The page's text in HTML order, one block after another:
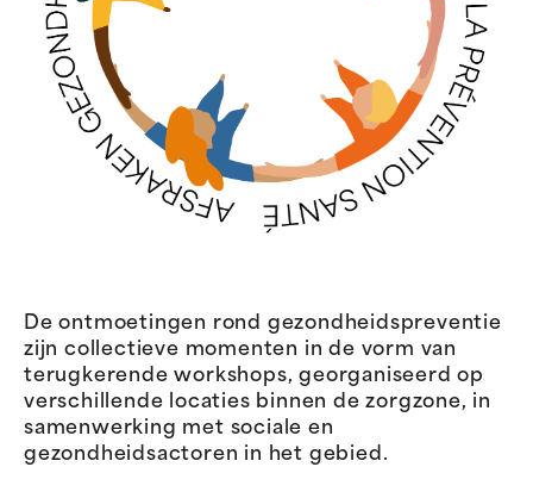
De ontmoetingen rond gezondheidspreventie
zijn collectieve momenten in de vorm van
terugkerende workshops, georganiseerd op
verschillende locaties binnen de zorgzone, in
samenwerking met sociale en
gezondheidsactoren in het gebied.